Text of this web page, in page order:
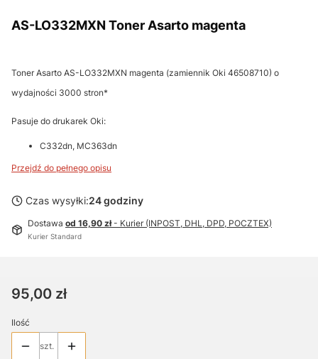
AS-LO332MXN Toner Asarto magenta
Toner Asarto AS-LO332MXN magenta (zamiennik Oki 46508710) o
wydajności 3000 stron*
Pasuje do drukarek Oki:
C332dn, MC363dn
Przejdź do pełnego opisu
Czas wysyłki:24 godziny
Dostawa od 16,90 zł- Kurier (INPOST, DHL, DPD, POCZTEX)
Kurier Standard
Cena
95,00 zł
Ilość
szt.